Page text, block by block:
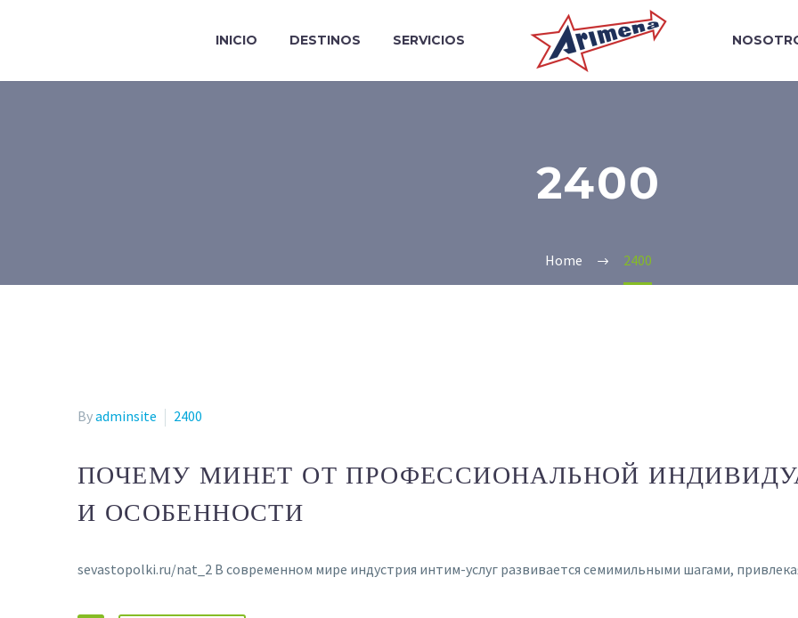
INICIO DESTINOS SERVICIOS
2400
Home 2400
Byadminsite 2400
ПОЧЕМУ МИНЕТ ОТ ПРОФЕССИОНАЛЬНОЙ
И ОСОБЕННОСТИ
sevastopolki.ru/nat_2 В современном мире индустрия интим-услуг развивается семимильными шагами,